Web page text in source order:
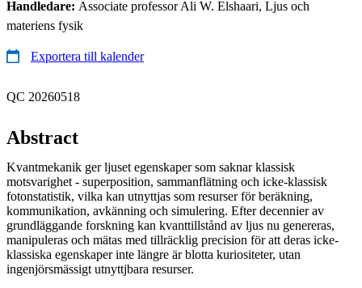
Handledare: Associate professor Ali W. Elshaari, Ljus och
materiens fysik
Exportera till kalender
QC 20260518
Abstract
Kvantmekanik ger ljuset egenskaper som saknar klassisk
motsvarighet - superposition, sammanflätning och icke-klassisk
fotonstatistik, vilka kan utnyttjas som resurser för beräkning,
kommunikation, avkänning och simulering. Efter decennier av
grundläggande forskning kan kvanttillstånd av ljus nu genereras,
manipuleras och mätas med tillräcklig precision för att deras icke-
klassiska egenskaper inte längre är blotta kuriositeter, utan
ingenjörsmässigt utnyttjbara resurser.